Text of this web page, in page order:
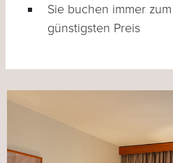
Sie buchen immer
günstigsten Preis